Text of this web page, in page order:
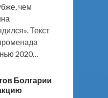
чем
Текст
2020…
Болгарии